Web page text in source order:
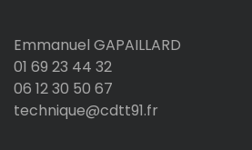
Emmanuel GAPAILLARD
01 69 23 44 32
06 12 30 50 67
technique@cdtt91.fr